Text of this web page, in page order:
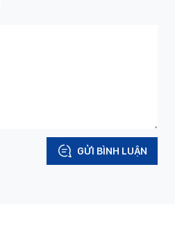
GỬI BÌNH LUẬN